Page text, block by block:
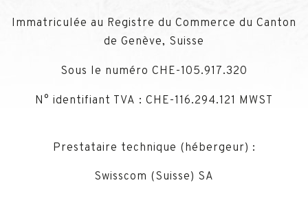
Immatriculée au Registre du Commerce du Canton
de Genève, Suisse
Sous le numéro CHE-105.917.320
N° identifiant TVA : CHE-116.294.121 MWST
Prestataire technique (hébergeur) :
Swisscom (Suisse) SA